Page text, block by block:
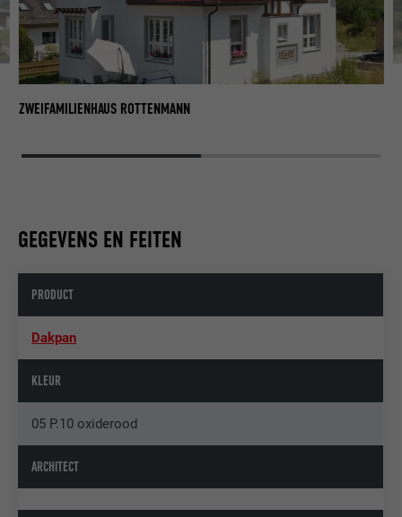
ZWEIFAMILIENHAUS ROTTENMANN
GEGEVENS EN FEITEN
PRODUCT
Dakpan
KLEUR
05 P.10 oxiderood
ARCHITECT